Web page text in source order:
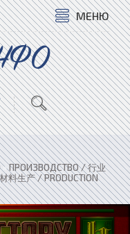
МЕНЮ
»ПРОИЗВОДСТВО / 行业
生产 / PRODUCTION